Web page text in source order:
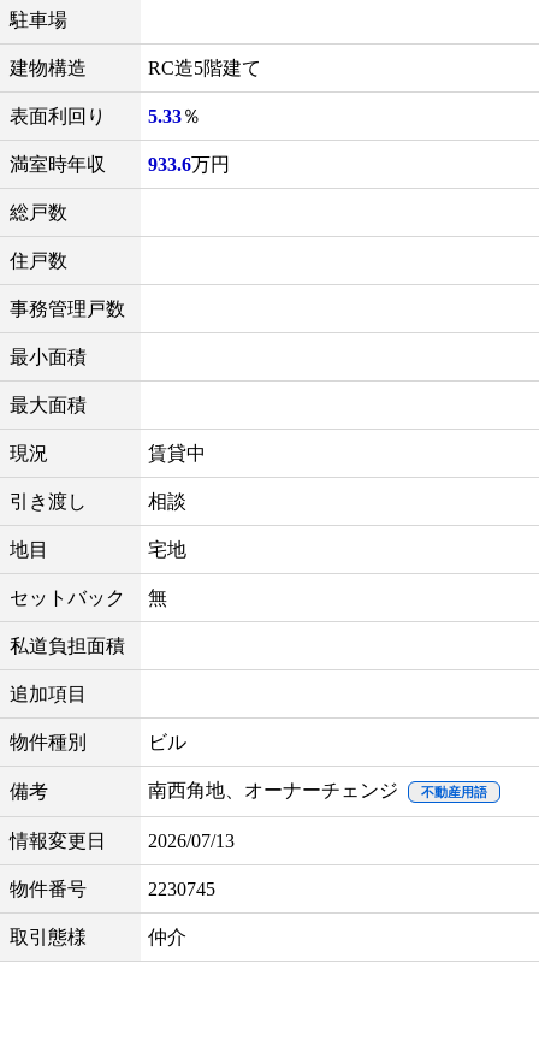
駐車場
建物構造 RC造5階建て
表面利回り 5.33％
満室時年収 933.6万円
総戸数
住戸数
事務管理戸数
最小面積
最大面積
現況 賃貸中
引き渡し 相談
地目 宅地
セットバック 無
私道負担面積
追加項目
物件種別 ビル
備考 南西角地、オーナーチェンジ 不動産用語
情報変更日 2026/07/13
物件番号 2230745
取引態様 仲介